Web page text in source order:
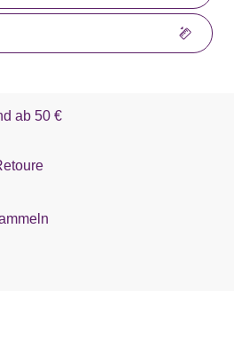
ab 50 €